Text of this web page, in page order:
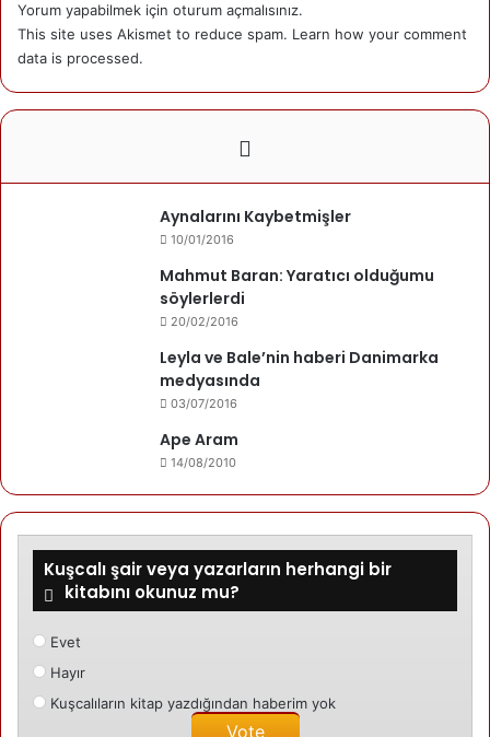
Yaşanılmış her bir şey sırdır şimdi
Yazarımız
Mehmet Gezen
06/01/2025
16/11/2024
Kategori edilmemis
08/09/2024
Yorum yapabilmek için oturum açmalısınız.
This site uses Akismet to reduce spam. Learn how your comment
data is processed.
Aynalarını Kaybetmişler
10/01/2016
Mahmut Baran: Yaratıcı olduğumu
söylerlerdi
20/02/2016
Leyla ve Bale’nin haberi Danimarka
medyasında
03/07/2016
Ape Aram
14/08/2010
Kuşcalı şair veya yazarların herhangi bir
kitabını okunuz mu?
Evet
Hayır
Kuşcalıların kitap yazdığından haberim yok